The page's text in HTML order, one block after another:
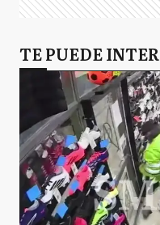
TE PUEDE